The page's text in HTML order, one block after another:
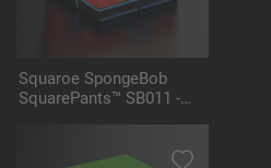
Squaroe SpongeBob
SquarePants™ SB011 -